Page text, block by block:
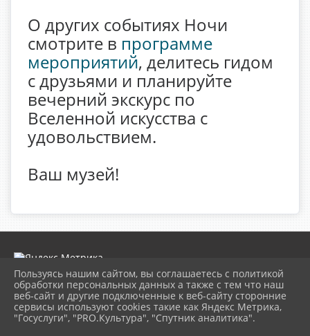
О других событиях Ночи
смотрите в программе
мероприятий, делитесь гидом
с друзьями и планируйте
вечерний экскурс по
Вселенной искусства с
удовольствием.
Ваш музей!
2026 г. museumkam.ru
Вход
Карта сайта
Пользуясь нашим сайтом, вы соглашаетесь с политикой
обработки персональных данных а также с тем что наш
веб-сайт и другие подключенные к веб-сайту сторонние
сервисы используют cookies такие как Яндекс Метрика,
"Госуслуги", "PRO.Культура", "Спутник аналитика".